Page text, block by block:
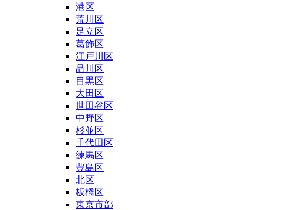
港区
荒川区
足立区
葛飾区
江戸川区
品川区
目黒区
大田区
世田谷区
中野区
杉並区
千代田区
練馬区
豊島区
北区
板橋区
東京市部